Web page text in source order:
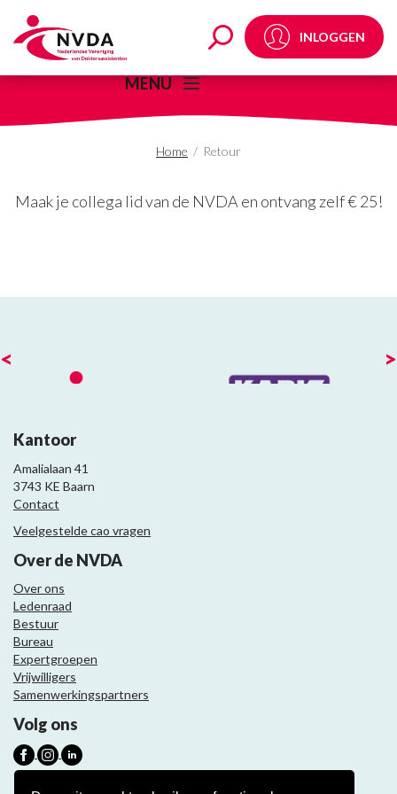
Retour - NVDA INLOGGEN
MENU
Home / Retour
Maak je collega lid van de NVDA en ontvang zelf € 25!
< >
Kantoor
Amalialaan 41
3743 KE Baarn
Contact
Veelgestelde cao vragen
Over de NVDA
Over ons
Ledenraad
Bestuur
Bureau
Expertgroepen
Vrijwilligers
Samenwerkingspartners
Volg ons